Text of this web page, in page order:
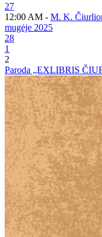
27
12:00 AM - M. K.
mugėje 2025
28
1
2
Paroda „EXLIBRIS